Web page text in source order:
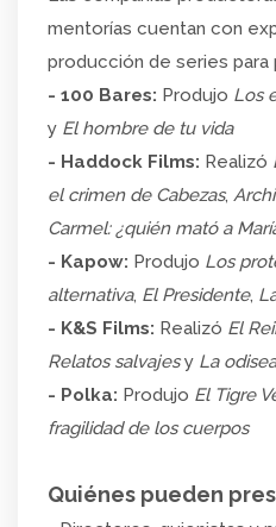
mentorías cuentan con
producción de series para
- 100 Bares: Produjo Los
y El hombre de tu vida
- Haddock Films: Realizó
el crimen de Cabezas,
Carmel: ¿quién mató a
- Kapow: Produjo Los
alternativa, El Presidente,
- K&S Films: Realizó El
Relatos salvajesy La
- Polka: Produjo El Tigre
fragilidad de los cuerpos
Quiénes pueden pre